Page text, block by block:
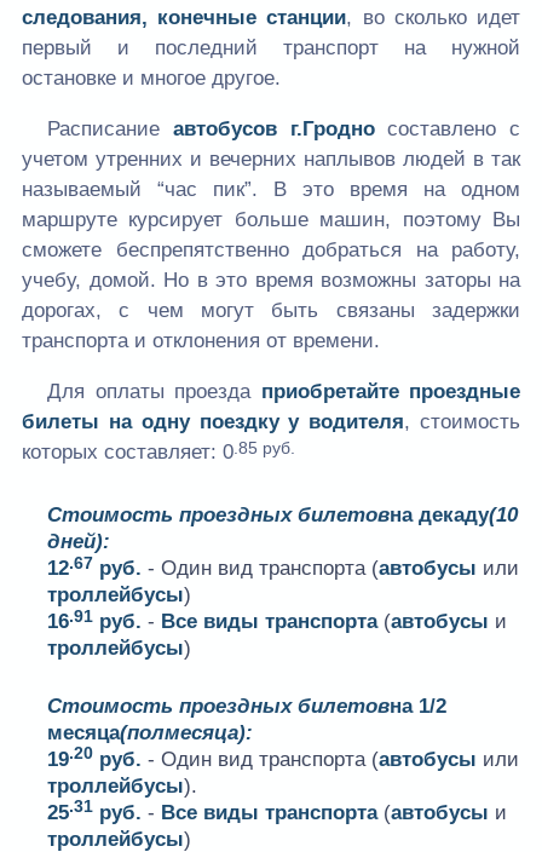
следования, конечные станции, во сколько идет
первый и последний транспорт на нужной
остановке и многое другое.
Расписание автобусов г.Гродносоставлено с
учетом утренних и вечерних наплывов людей в так
называемый “час пик”. В это время на одном
маршруте курсирует больше машин, поэтому Вы
сможете беспрепятственно добраться на работу,
учебу, домой. Но в это время возможны заторы на
дорогах, с чем могут быть связаны задержки
транспорта и отклонения от времени.
Для оплаты проезда приобретайте проездные
билеты на одну поездку у водителя, стоимость
которых составляет: 0 .85 руб.
Стоимость проездных билетовна декаду(10
дней):
12.67 руб. - Один вид транспорта (автобусы или
троллейбусы)
16.91 руб. - Все виды транспорта(автобусы и
троллейбусы)
Стоимость проездных билетовна 1/2
месяца(полмесяца):
19.20 руб. - Один вид транспорта (автобусы или
троллейбусы).
25.31 руб. - Все виды транспорта(автобусы и
троллейбусы)